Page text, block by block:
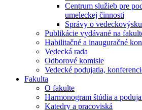
Centrum služieb pre
umeleckej činnosti
Správy o
Publikácie vydávané na
Habilitačné a inauguračné
Vedecká rada
Odborové komisie
Vedecké podujatia,
Fakulta
O fakulte
Harmonogram štúdia a
Katedry a pracoviská